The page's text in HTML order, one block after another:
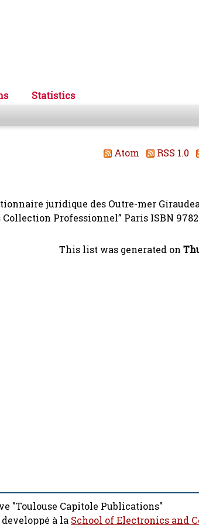
Statistics
Atom RSS 1.0
juridique des Outre-mer
Professionnel” Paris ISBN
This list was generated on
"Toulouse Capitole Publications"
developpé à la School of Electronics and